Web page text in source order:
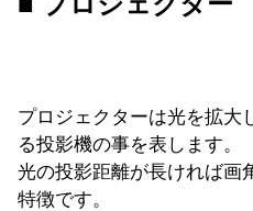
プロジェクターは光を拡大
る投影機の事を表します。
光の投影距離が長ければ画
特徴です。